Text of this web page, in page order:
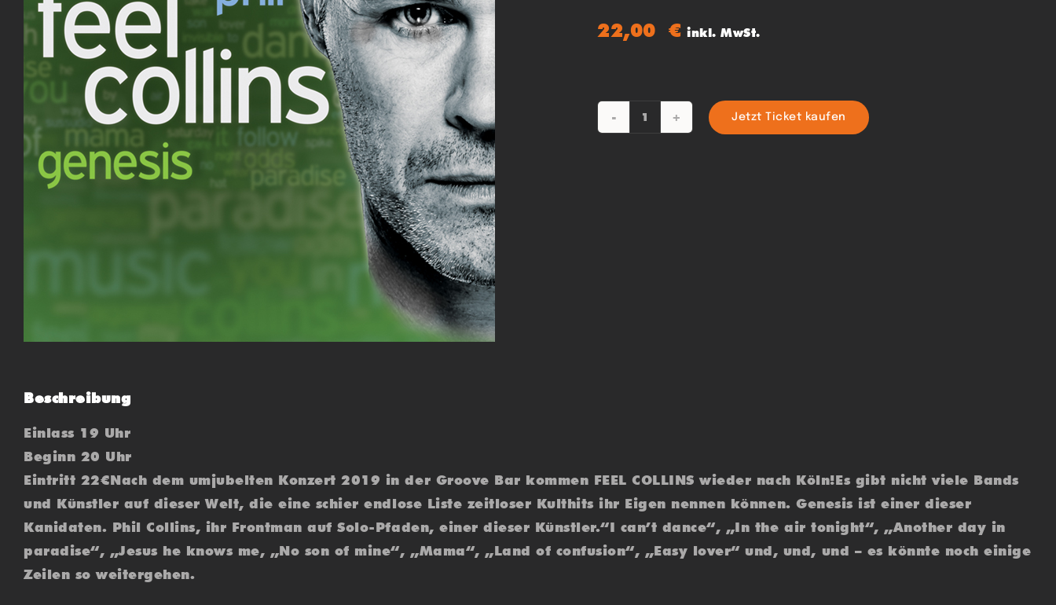
22,00€ inkl. MwSt.
Jetzt Ticket kaufen
Beschreibung
Einlass 19 Uhr
Beginn 20 Uhr
Eintritt 22€Nach dem umjubelten Konzert 2019 in der Groove Bar kommen FEEL COLLINS wieder nach Köln!Es gibt nicht viele Bands
und Künstler auf dieser Welt, die eine schier endlose Liste zeitloser Kulthits ihr Eigen nennen können. Genesis ist einer dieser
Kanidaten. Phil Collins, ihr Frontman auf Solo-Pfaden, einer dieser Künstler.“I can’t dance“, „In the air tonight“, „Another day in
paradise“, „Jesus he knows me, „No son of mine“, „Mama“, „Land of confusion“, „Easy lover“ und, und, und – es könnte noch einige
Zeilen so weitergehen.